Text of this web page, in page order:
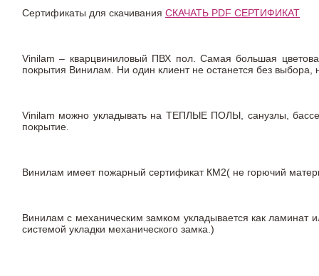
Сертификаты для скачивания СКАЧАТЬ PDF СЕРТИФИКАТ
Vinilam – кварцвиниловый ПВХ пол. Самая большая
покрытия Винилам. Ни один клиент не останется без
Vinilam можно укладывать на ТЕПЛЫЕ ПОЛЫ, санузлы,
покрытие.
Винилам имеет пожарный сертификат КМ2( не горючий
Винилам с механическим замком укладывается как ламинат
системой укладки механического замка.)